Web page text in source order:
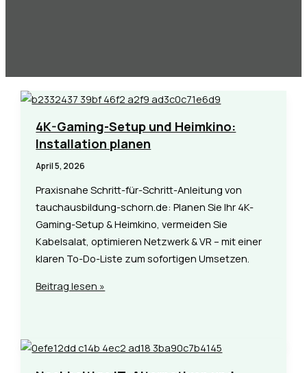
4K-Gaming-Setup und Heimkino:
Installation planen
April 5, 2026
Praxisnahe Schritt-für-Schritt-Anleitung von
tauchausbildung-schorn.de: Planen Sie Ihr 4K-
Gaming-Setup & Heimkino, vermeiden Sie
Kabelsalat, optimieren Netzwerk & VR – mit einer
klaren To-Do-Liste zum sofortigen Umsetzen.
4K-
Heimkino:
Beitrag lesen »